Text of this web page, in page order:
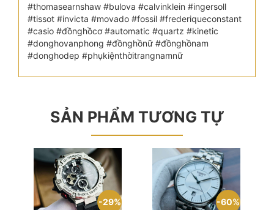
#thomasearnshaw #bulova #calvinklein #ingersoll
#tissot #invicta #movado #fossil #frederiqueconstant
#casio #đồnghồcơ #automatic #quartz #kinetic
#donghovanphong #đồnghồnữ #đồnghồnam
#donghodep #phụkiệnthờitrangnamnữ
SẢN PHẨM TƯƠNG TỰ
29% 60%